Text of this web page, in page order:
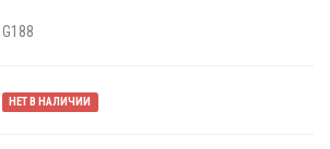
G188
НЕТ В НАЛИЧИИ